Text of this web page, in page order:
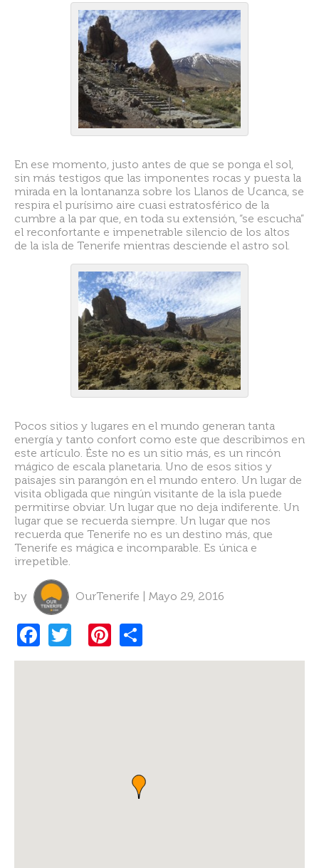
En ese momento, justo antes de que se ponga el sol,
sin más testigos que las imponentes rocas y puesta la
mirada en la lontananza sobre los Llanos de Ucanca, se
respira el purísimo aire cuasi estratosférico de la
cumbre a la par que, en toda su extensión, “se escucha”
el reconfortante e impenetrable silencio de los altos
de la isla de Tenerife mientras desciende el astro sol.
Pocos sitios y lugares en el mundo generan tanta
energía y tanto confort como este que describimos en
este artículo. Éste no es un sitio más, es un rincón
mágico de escala planetaria. Uno de esos sitios y
paisajes sin parangón en el mundo entero. Un lugar de
visita obligada que ningún visitante de la isla puede
permitirse obviar. Un lugar que no deja indiferente. Un
lugar que se recuerda siempre. Un lugar que nos
recuerda que Tenerife no es un destino más, que
Tenerife es mágica e incomparable. Es única e
irrepetible.
by OurTenerife | Mayo 29, 2016
F
a
w
Pi
nt h